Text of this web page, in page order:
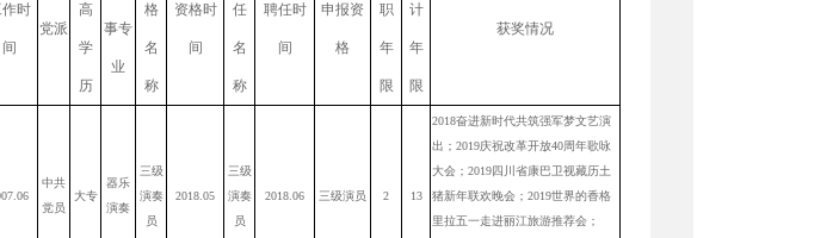
时
间
党派
高
学
历
事专
业
格
名
称
资格时
间
任
名
称
聘任时
间
申报资
格
职
年
限
计
年
限
获奖情况
中共
党员
大专
器乐
演奏
三级
演奏
员
2018.05
三级
演奏
员
2018.06 三级演员 2 13
2018奋进新时代共筑强军梦文艺演
出；2019庆祝改革开放40周年歌咏
大会；2019四川省康巴卫视藏历土
猪新年联欢晚会；2019世界的香格
里拉五一走进丽江旅游推荐会；